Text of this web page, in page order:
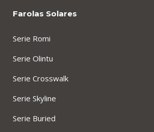
Farolas Solares
Serie Romi
Serie Olintu
Serie Crosswalk
Serie Skyline
Serie Buried